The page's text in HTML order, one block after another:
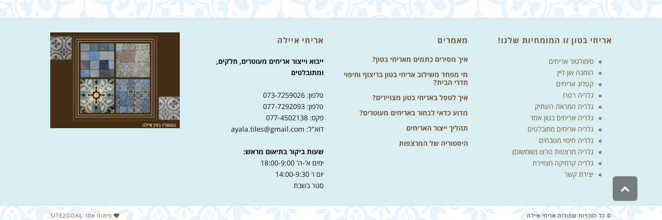
אריחי בטון זו המומחיות שלנו!
סימולטור אריחים
הזמנה און ליין
קטלוג אריחים
גלריה רטרו
גלריה המראה העתיק
גלריה אריחים בגוון אחד
גלריה אריחים מתובלטים
גלריה חיפוי מטבחים
גלריה מרצפות טרצו (שומשום)
גלריה קרמיקה מצויירת
יצירת קשר
מאמרים
איך מסירים כתמים מאריחי בטון?
מי מפחד משילוב אריחי בטון בריצוף וחיפוי
חדרי הבית?
איך לטפל באריחי בטון מצויירים?
מדוע כדאי לבחור באריחים מעוטרים?
תהליך ייצור האריחים
היסטוריה של המרצפות
אריחי איילה
ייבוא וייצור אריחים מעוטרים, חלקים,
ומתובלטים
טלפון: 073-7259026
טלפון: 077-7292093
פקס: 077-4502138
דוא"ל: ayala.tiles@gmail.com
שעות ביקור בתיאום מראש:
ימים א'-ה' 18:00-9:00
יום ו' 14:00-9:30
סגור בשבת
פיתוח אתר SITE2GOAL © כל הזכויות שמורות אריחי איילה
לראש
העמוד